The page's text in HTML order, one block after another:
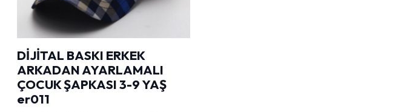
DİJİTAL BASKI ERKEK
ARKADAN AYARLAMALI
ÇOCUK ŞAPKASI 3-9 YAŞ
er011